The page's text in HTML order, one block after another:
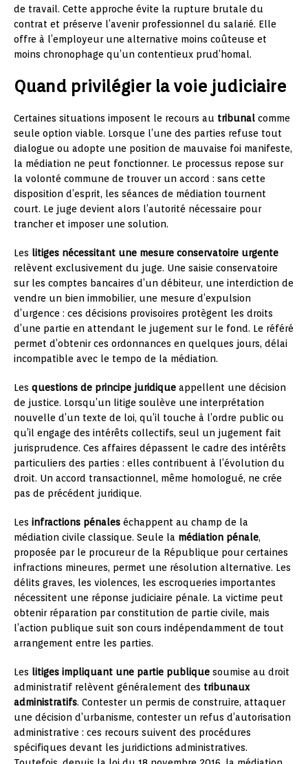
de travail. Cette approche évite la rupture brutale du
contrat et préserve l’avenir professionnel du salarié. Elle
offre à l’employeur une alternative moins coûteuse et
moins chronophage qu’un contentieux prud’homal.
Quand privilégier la voie judiciaire
Certaines situations imposent le recours au tribunal comme
seule option viable. Lorsque l’une des parties refuse tout
dialogue ou adopte une position de mauvaise foi manifeste,
la médiation ne peut fonctionner. Le processus repose sur
la volonté commune de trouver un accord : sans cette
disposition d’esprit, les séances de médiation tournent
court. Le juge devient alors l’autorité nécessaire pour
trancher et imposer une solution.
Les litiges nécessitant une mesure conservatoire urgente
relèvent exclusivement du juge. Une saisie conservatoire
sur les comptes bancaires d’un débiteur, une interdiction de
vendre un bien immobilier, une mesure d’expulsion
d’urgence : ces décisions provisoires protègent les droits
d’une partie en attendant le jugement sur le fond. Le référé
permet d’obtenir ces ordonnances en quelques jours, délai
incompatible avec le tempo de la médiation.
Les questions de principe juridique appellent une décision
de justice. Lorsqu’un litige soulève une interprétation
nouvelle d’un texte de loi, qu’il touche à l’ordre public ou
qu’il engage des intérêts collectifs, seul un jugement fait
jurisprudence. Ces affaires dépassent le cadre des intérêts
particuliers des parties : elles contribuent à l’évolution du
droit. Un accord transactionnel, même homologué, ne crée
pas de précédent juridique.
Les infractions pénales échappent au champ de la
médiation civile classique. Seule la médiation pénale,
proposée par le procureur de la République pour certaines
infractions mineures, permet une résolution alternative. Les
délits graves, les violences, les escroqueries importantes
nécessitent une réponse judiciaire pénale. La victime peut
obtenir réparation par constitution de partie civile, mais
l’action publique suit son cours indépendamment de tout
arrangement entre les parties.
Les litiges impliquant une partie publique soumise au droit
administratif relèvent généralement des tribunaux
administratifs. Contester un permis de construire, attaquer
une décision d’urbanisme, contester un refus d’autorisation
administrative : ces recours suivent des procédures
spécifiques devant les juridictions administratives.